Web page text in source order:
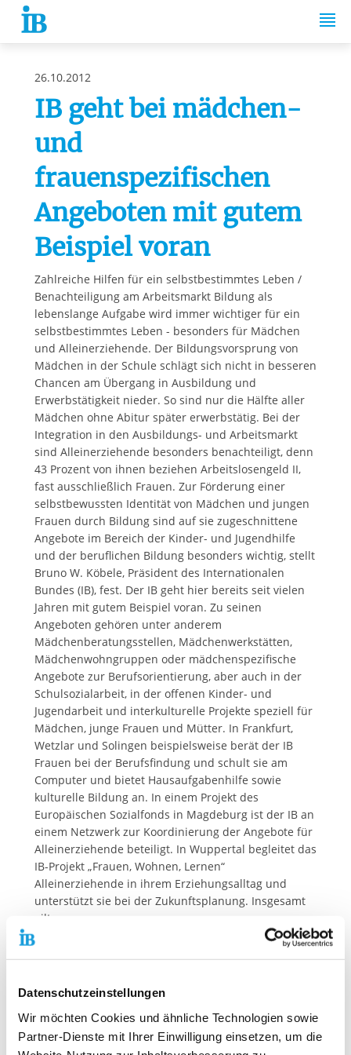
Datenschutzeinstellungen
Wir möchten Cookies und ähnliche Technologien sowie
Partner-Dienste mit Ihrer Einwilligung einsetzen, um die
Springe zum Inhalt
26.10.2012
IB geht bei mädchen-
und
frauenspezifischen
Angeboten mit gutem
Beispiel voran
Zahlreiche Hilfen für ein selbstbestimmtes Leben /
Benachteiligung am Arbeitsmarkt Bildung als
lebenslange Aufgabe wird immer wichtiger für ein
selbstbestimmtes Leben - besonders für Mädchen
und Alleinerziehende. Der Bildungsvorsprung von
Mädchen in der Schule schlägt sich nicht in besseren
Chancen am Übergang in Ausbildung und
Erwerbstätigkeit nieder. So sind nur die Hälfte aller
Mädchen ohne Abitur später erwerbstätig. Bei der
Integration in den Ausbildungs- und Arbeitsmarkt
sind Alleinerziehende besonders benachteiligt, denn
43 Prozent von ihnen beziehen Arbeitslosengeld II,
fast ausschließlich Frauen. Zur Förderung einer
selbstbewussten Identität von Mädchen und jungen
Frauen durch Bildung sind auf sie zugeschnittene
Angebote im Bereich der Kinder- und Jugendhilfe
und der beruflichen Bildung besonders wichtig, stellt
Bruno W. Köbele, Präsident des Internationalen
Bundes (IB), fest. Der IB geht hier bereits seit vielen
Jahren mit gutem Beispiel voran. Zu seinen
Angeboten gehören unter anderem
Mädchenberatungsstellen, Mädchenwerkstätten,
Mädchenwohngruppen oder mädchenspezifische
Angebote zur Berufsorientierung, aber auch in der
Schulsozialarbeit, in der offenen Kinder- und
Jugendarbeit und interkulturelle Projekte speziell für
Mädchen, junge Frauen und Mütter. In Frankfurt,
Wetzlar und Solingen beispielsweise berät der IB
Frauen bei der Berufsfindung und schult sie am
Computer und bietet Hausaufgabenhilfe sowie
kulturelle Bildung an. In einem Projekt des
Europäischen Sozialfonds in Magdeburg ist der IB an
einem Netzwerk zur Koordinierung der Angebote für
Alleinerziehende beteiligt. In Wuppertal begleitet das
IB-Projekt „Frauen, Wohnen, Lernen“
Alleinerziehende in ihrem Erziehungsalltag und
unterstützt sie bei der Zukunftsplanung. Insgesamt
gilt:
auch Mädchen brauchen eine deutlich bessere
Bildung
in zukunftsorientierten Berufsfeldern
die Bildungsübergänge für Mädchen, junge
Frauen und Alleinerziehende müssen verbessert
werden.